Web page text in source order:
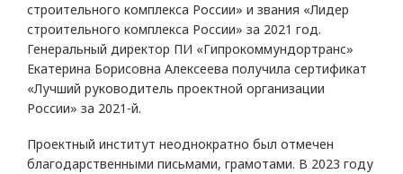
строительного комплекса России» и звания «Лидер
строительного комплекса России» за 2021 год.
Генеральный директор ПИ «Гипрокоммундортранс»
Екатерина Борисовна Алексеева получила сертификат
«Лучший руководитель проектной организации
России» за 2021-й.
Проектный институт неоднократно был отмечен
благодарственными письмами, грамотами. В 2023 году